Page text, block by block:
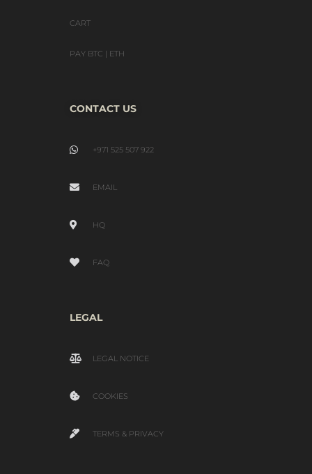
CART
PAY BTC | ETH
CONTACT US
+971 525 507 922
EMAIL
HQ
FAQ
LEGAL
LEGAL NOTICE
COOKIES
TERMS & PRIVACY